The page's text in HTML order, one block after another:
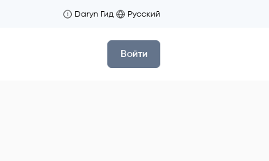
Daryn Гид Русский
Войти